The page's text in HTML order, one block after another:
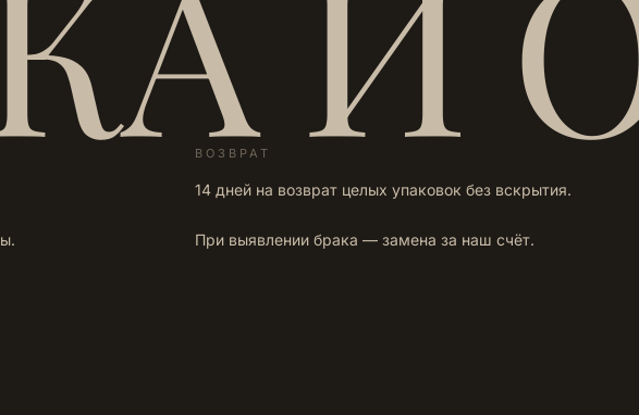
ВОЗВРАТ
14 дней на возврат целых упаковок без вскрытия.
При выявлении брака — замена за наш счёт.